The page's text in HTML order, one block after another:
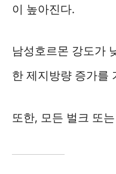
이 높아진다.
남성호르몬 강도가
한 제지방량 증가를
또한, 모든 벌크 또